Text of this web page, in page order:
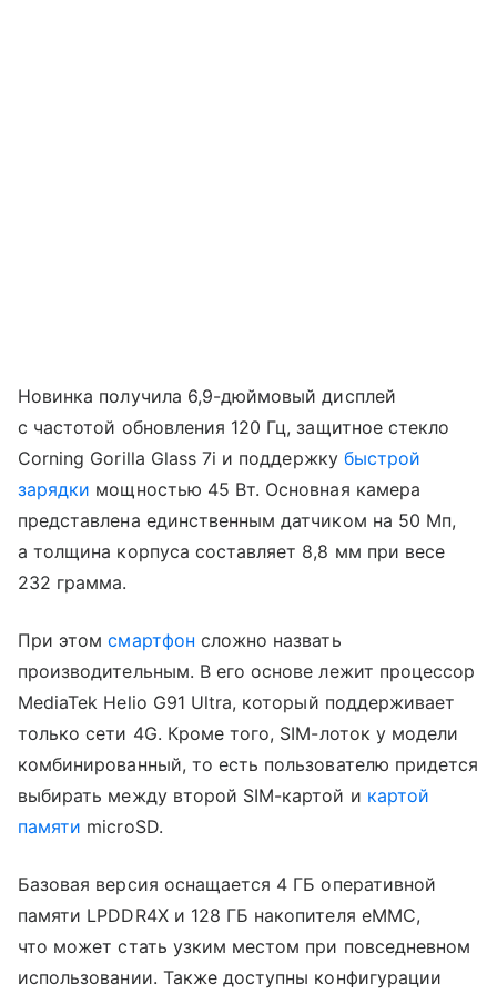
Новинка получила 6,9-дюймовый дисплей
с частотой обновления 120 Гц, защитное стекло
Corning Gorilla Glass 7i и поддержку быстрой
зарядки мощностью 45 Вт. Основная камера
представлена единственным датчиком на 50 Мп,
а толщина корпуса составляет 8,8 мм при весе
232 грамма.
При этомсмартфон сложно назвать
производительным. В его основе лежит процессор
MediaTek Helio G91 Ultra, который поддерживает
только сети 4G. Кроме того, SIM-лоток у модели
комбинированный, то есть пользователю придется
выбирать между второй SIM-картой и картой
памяти microSD.
Базовая версия оснащается 4 ГБ оперативной
памяти LPDDR4X и 128 ГБ накопителя eMMC,
что может стать узким местом при повседневном
использовании. Также доступны конфигурации